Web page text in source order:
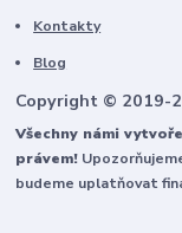
Kontakty
Blog
Copyright © 2019-
Všechny námi
právem!
budeme uplatňovat